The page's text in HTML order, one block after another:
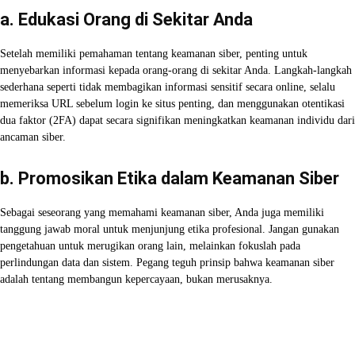
a. Edukasi Orang di Sekitar Anda
Setelah memiliki pemahaman tentang keamanan siber, penting untuk
menyebarkan informasi kepada orang-orang di sekitar Anda. Langkah-langkah
sederhana seperti tidak membagikan informasi sensitif secara online, selalu
memeriksa URL sebelum login ke situs penting, dan menggunakan otentikasi
dua faktor (2FA) dapat secara signifikan meningkatkan keamanan individu dari
ancaman siber.
b. Promosikan Etika dalam Keamanan Siber
Sebagai seseorang yang memahami keamanan siber, Anda juga memiliki
tanggung jawab moral untuk menjunjung etika profesional. Jangan gunakan
pengetahuan untuk merugikan orang lain, melainkan fokuslah pada
perlindungan data dan sistem. Pegang teguh prinsip bahwa keamanan siber
adalah tentang membangun kepercayaan, bukan merusaknya.